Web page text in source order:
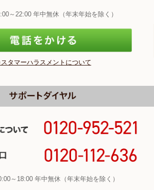
～22:00 年中無休（年末年始を除く）
スタマーハラスメントについて
～18:00 年中無休（年末年始を除く）